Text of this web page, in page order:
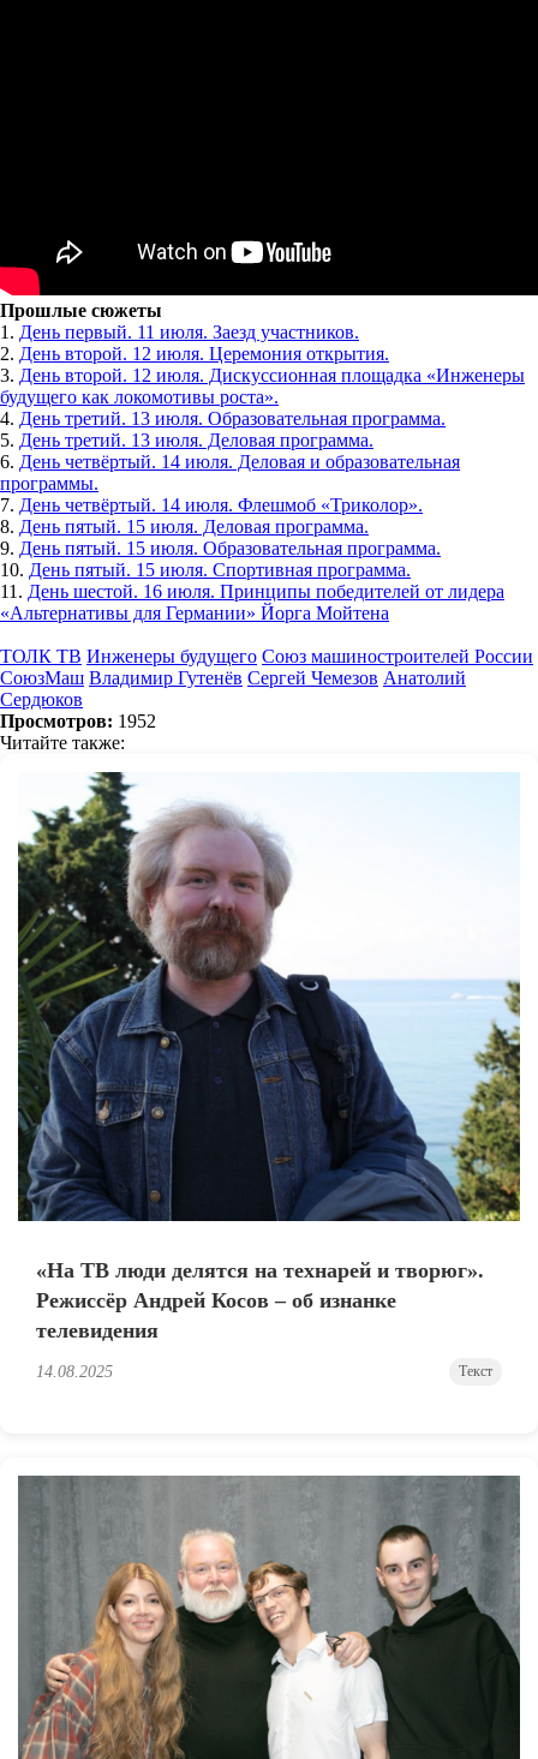
Прошлые сюжеты
1. День первый. 11 июля. Заезд участников.
2. День второй. 12 июля. Церемония открытия.
3. День второй. 12 июля. Дискуссионная площадка «Инженеры
будущего как локомотивы роста».
4. День третий. 13 июля. Образовательная программа.
5. День третий. 13 июля. Деловая программа.
6. День четвёртый. 14 июля. Деловая и образовательная
программы.
7. День четвёртый. 14 июля. Флешмоб «Триколор».
8. День пятый. 15 июля. Деловая программа.
9. День пятый. 15 июля. Образовательная программа.
10. День пятый. 15 июля. Спортивная программа.
11. День шестой. 16 июля. Принципы победителей от лидера
«Альтернативы для Германии» Йорга Мойтена
ТОЛК ТВ Инженеры будущего Союз машиностроителей России
СоюзМаш Владимир Гутенёв Сергей Чемезов Анатолий
Сердюков
Просмотров: 1952
Читайте также:
«На ТВ люди делятся на технарей и творюг».
Режиссёр Андрей Косов – об изнанке
телевидения
14.08.2025 Текст